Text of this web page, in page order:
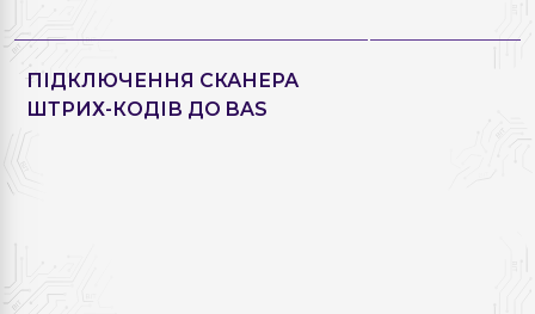
ПІДКЛЮЧЕННЯ СКАНЕРА
ШТРИХ-КОДІВ ДО BAS